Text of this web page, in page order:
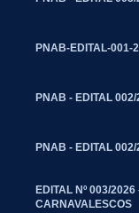
PNAB-EDITAL-001-
PNAB - EDITAL
PNAB - EDITAL
EDITAL Nº 003/
CARNAVALESCOS